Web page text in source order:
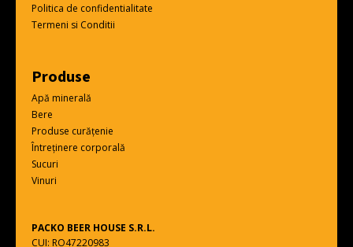
Politica de confidentialitate
Termeni si Conditii
Produse
Apă minerală
Bere
Produse curățenie
Întreținere corporală
Sucuri
Vinuri
PACKO BEER HOUSE S.R.L.
CUI: RO47220983